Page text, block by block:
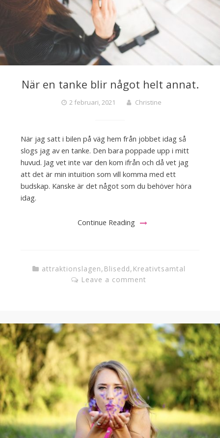
När en tanke blir något helt annat.
2 februari, 2021 Christine
När jag satt i bilen på väg hem från jobbet idag så
slogs jag av en tanke. Den bara poppade upp i mitt
huvud. Jag vet inte var den kom ifrån och då vet jag
att det är min intuition som vill komma med ett
budskap. Kanske är det något som du behöver höra
idag.
Continue Reading
attraktionslagen, Blisedd, Kreativtsamtal
Leave a comment